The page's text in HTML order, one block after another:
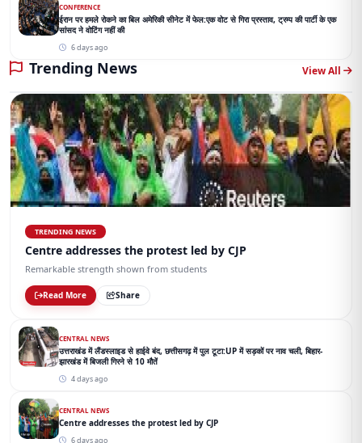
CONFERENCE
ईरान पर हमले रोकने का बिल अमेरिकी सीनेट में फेल:एक वोट से गिरा प्रस्ताव, ट्रम्प की पार्टी के एक
सांसद ने वोटिंग नहीं की
6 days ago
Trending News View All
TRENDING NEWS
Centre addresses the protest led by CJP
Remarkable strength shown from students
Read More Share
CENTRAL NEWS
उत्तराखंड में लैंडस्लाइड से हाईवे बंद, छत्तीसगढ़ में पुल टूटा:UP में सड़कों पर नाव चली, बिहार-
झारखंड में बिजली गिरने से 10 मौतें
4 days ago
CENTRAL NEWS
Centre addresses the protest led by CJP
6 days ago